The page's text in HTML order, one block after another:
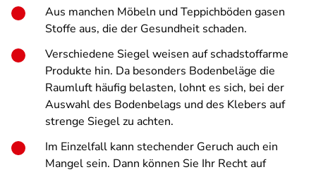
Aus manchen Möbeln und Teppichböden gasen
Stoffe aus, die der Gesundheit schaden.
Verschiedene Siegel weisen auf schadstoffarme
Produkte hin. Da besonders Bodenbeläge die
Raumluft häufig belasten, lohnt es sich, bei der
Auswahl des Bodenbelags und des Klebers auf
strenge Siegel zu achten.
Im Einzelfall kann stechender Geruch auch ein
Mangel sein. Dann können Sie Ihr Recht auf